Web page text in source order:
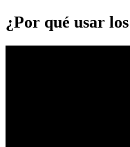
¿Por qué usar